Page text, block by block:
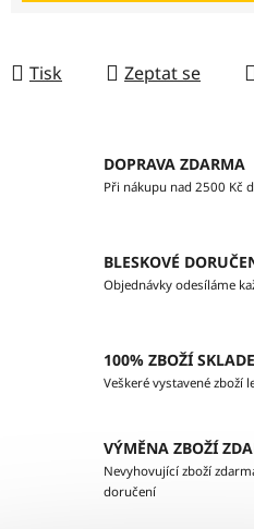
Tisk Zeptat se
DOPRAVA ZDARMA
Při nákupu nad 2500 Kč
BLESKOVÉ
Objednávky odesíláme
100% ZBOŽÍ
Veškeré vystavené zboží
VÝMĚNA ZBOŽÍ
Nevyhovující zboží
doručení